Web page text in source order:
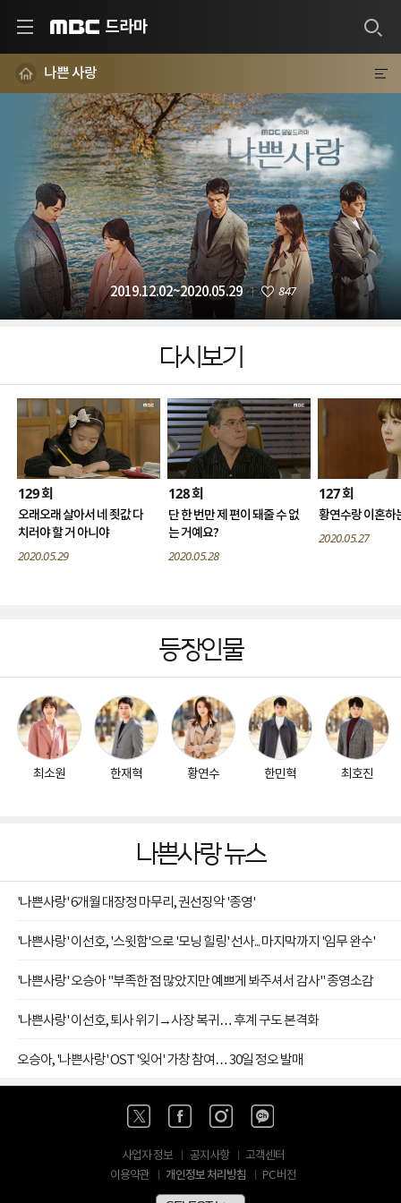
드라마
나쁜 사랑
2019.12.02~2020.05.29 847
다시보기
129회
오래오래 살아서 네 죗값 다
치러야 할 거 아니야
2020.05.29
128회
단 한 번만 제 편이 돼줄 수 없
는 거예요?
2020.05.28
127회
황연수랑 이혼하
2020.05.27
등장인물
최소원 한재혁 황연수 한민혁 최호진
나쁜사랑 뉴스
'나쁜사랑' 6개월 대장정 마무리, 권선징악 '종영'
'나쁜사랑' 이선호, '스윗함'으로 '모닝 힐링' 선사... 마지막까지 '임무 완수'
'나쁜사랑' 오승아 "부족한 점 많았지만 예쁘게 봐주셔서 감사" 종영소감
'나쁜사랑' 이선호, 퇴사 위기→사장 복귀… 후계 구도 본격화
오승아, '나쁜사랑' OST '잊어' 가창 참여… 30일 정오 발매
사업자 정보 공지사항
고객센터
이용약관
개인정보 처리방침 PC 버전